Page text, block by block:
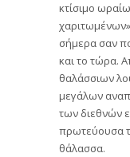
κτίσιμο
σήμερα σαν
και το τώρα.
θαλάσσιων
μεγάλων
των διεθνών
πρωτεύουσα
θάλασσα.